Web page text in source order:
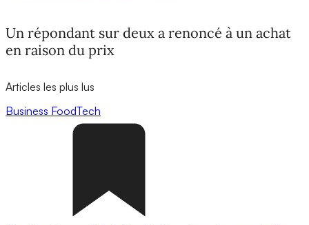
Un répondant sur deux a renoncé à un achat
en raison du prix
Articles les plus lus
Business FoodTech